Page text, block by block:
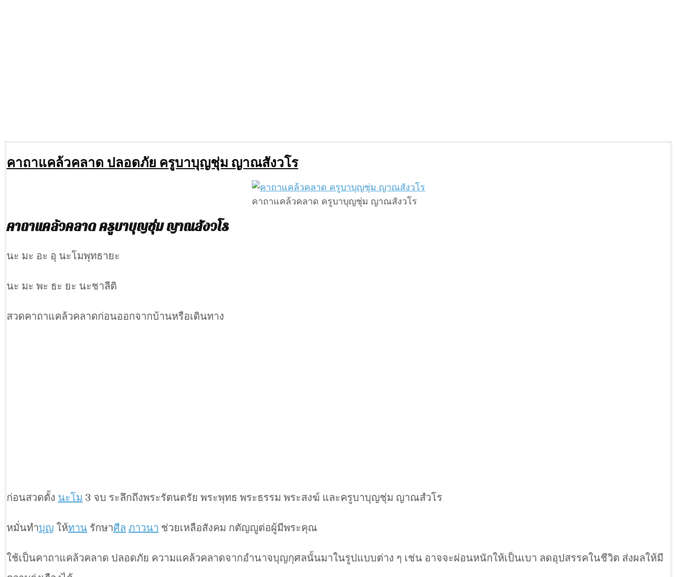
คาถาแคล้วคลาด ปลอดภัย ครูบาบุญชุ่ม ญาณสังวโร
คาถาแคล้วคลาด ครูบาบุญชุ่ม ญาณสังวโร
คาถาแคล้วคลาด ครูบาบุญชุ่ม ญาณสังวโร
นะ มะ อะ อุ นะโมพุทธายะ
นะ มะ พะ ธะ ยะ นะชาลีติ
สวดคาถาแคล้วคลาดก่อนออกจากบ้านหรือเดินทาง
ก่อนสวดตั้ง นะโม 3 จบ ระลึกถึงพระรัตนตรัย พระพุทธ พระธรรม พระสงฆ์ และครูบาบุญชุ่ม ญาณสํวโร
หมั่นทำบุญ ให้ทาน รักษาศีล ภาวนา ช่วยเหลือสังคม กตัญญูต่อผู้มีพระคุณ
ใช้เป็นคาถาแคล้วคลาด ปลอดภัย ความแคล้วคลาดจากอำนาจบุญกุศลนั้นมาในรูปแบบต่าง ๆ เช่น อาจจะผ่อนหนักให้เป็นเบา ลดอุปสรรคในชีวิต ส่งผลให้มี